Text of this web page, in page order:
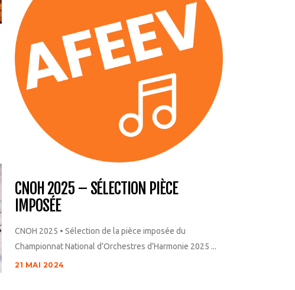
CNOH 2025 – SÉLECTION PIÈCE
IMPOSÉE
CNOH 2025 • Sélection de la pièce imposée du
Championnat National d’Orchestres d’Harmonie 2025 ...
21 MAI 2024